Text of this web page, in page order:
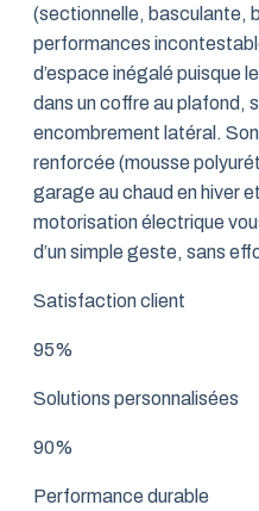
(sectionnelle, basculante,
performances
d’espace inégalé puisque
dans un coffre au plafond,
encombrement latéral.
renforcée (mousse
garage au chaud en hiver
motorisation électrique
d’un simple geste, sans
Satisfaction client
95%
Solutions personnalisées
90%
Performance durable